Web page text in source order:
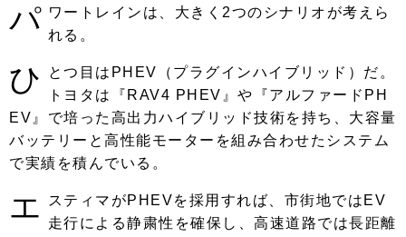
パ ワートレインは、大きく2つのシナリオが考えら
れる。
ひ
とつ目はPHEV（プラグインハイブリッド）だ。
トヨタは『RAV4 PHEV』や『アルファードPH
EV』で培った高出力ハイブリッド技術を持ち、大容量
バッテリーと高性能モーターを組み合わせたシステム
で実績を積んでいる。
エ
スティマがPHEVを採用すれば、市街地ではEV
走行による静粛性を確保し、高速道路では長距離